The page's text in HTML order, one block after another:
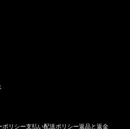
ポリシー支払い配送ポリシー返品と返金